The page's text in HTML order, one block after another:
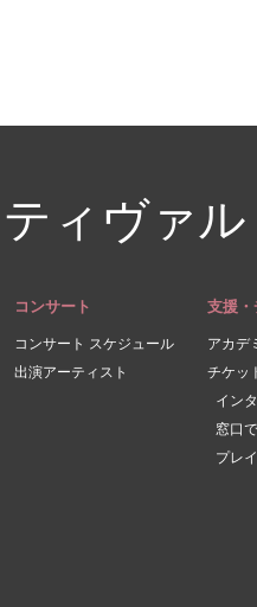
ィヴァル
コンサート
コンサート スケジュール
出演アーティスト
支援・
アカデ
チケッ
イン
窓口
プレ